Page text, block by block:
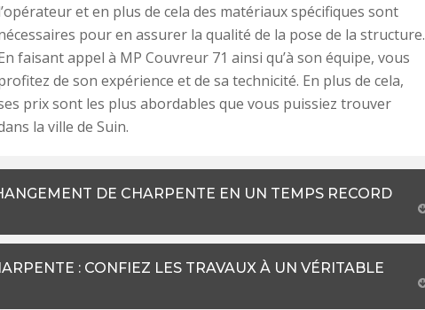
et en plus de cela des matériaux spécifiques sont
pour en assurer la qualité de la pose de la structure.
faisant appel à MP Couvreur 71 ainsi qu’à son équipe, vous
de son expérience et de sa technicité. En plus de cela,
prix sont les plus abordables que vous puissiez trouver
la ville de Suin.
DE CHARPENTE EN UN TEMPS RECORD
: CONFIEZ LES TRAVAUX À UN VÉRITABLE